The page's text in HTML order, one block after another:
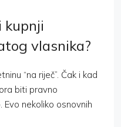
kupnji
vlasnika?
“na riječ”. Čak i kad
biti pravno
nekoliko osnovnih